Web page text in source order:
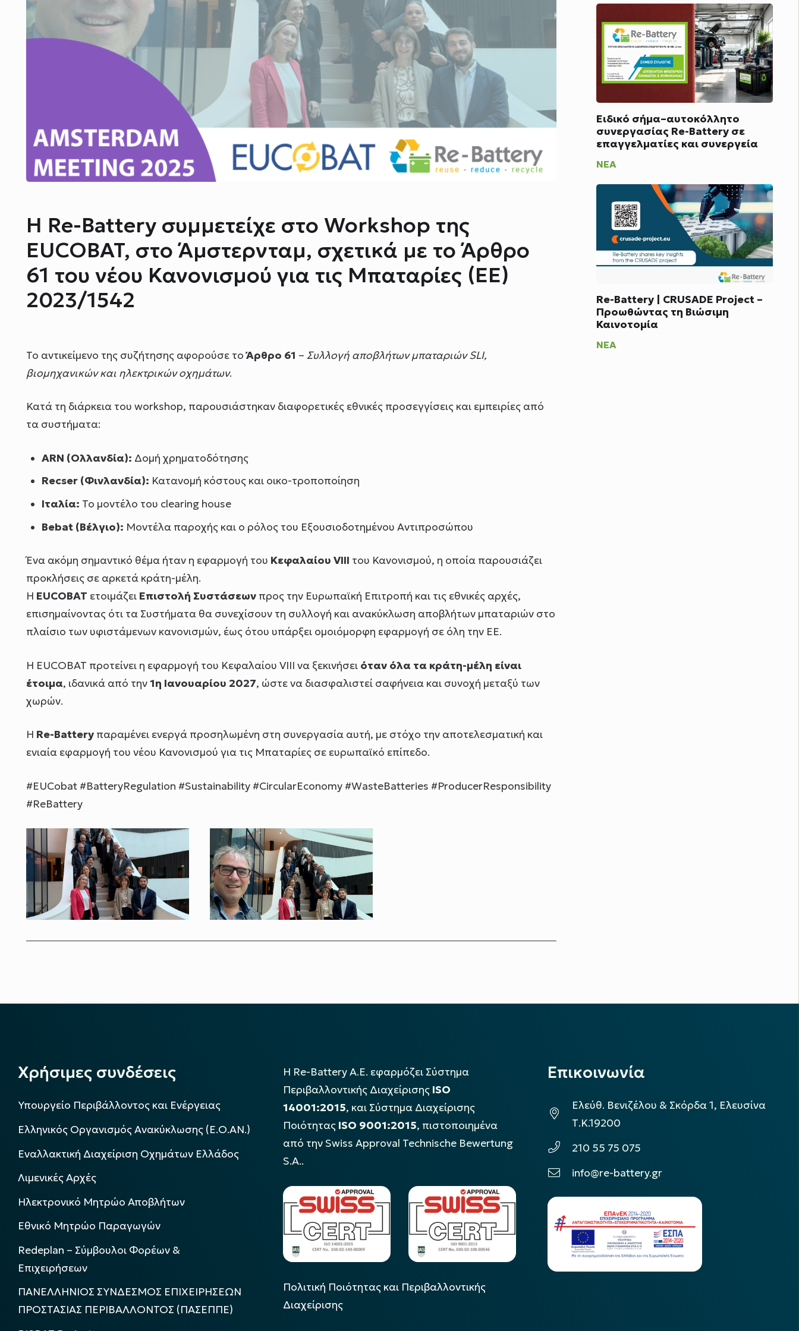
Η Re-Battery συμμετείχε στο Workshop της
EUCOBAT, στο Άμστερνταμ, σχετικά με το Άρθρο
61 του νέου Κανονισμού για τις Μπαταρίες (ΕΕ)
2023/1542
Το αντικείμενο της συζήτησης αφορούσε τοΆρθρο 61 – Συλλογή αποβλήτων μπαταριών SLI,
βιομηχανικών και ηλεκτρικών οχημάτων.
Κατά τη διάρκεια του workshop, παρουσιάστηκαν διαφορετικές εθνικές προσεγγίσεις και εμπειρίες από
τα συστήματα:
ARN (Ολλανδία): Δομή χρηματοδότησης
Recser (Φινλανδία): Κατανομή κόστους και οικο-τροποποίηση
Ιταλία: Το μοντέλο του clearing house
Bebat (Βέλγιο): Μοντέλα παροχής και ο ρόλος του Εξουσιοδοτημένου Αντιπροσώπου
Ένα ακόμη σημαντικό θέμα ήταν η εφαρμογή του Κεφαλαίου VIII του Κανονισμού, η οποία παρουσιάζει
προκλήσεις σε αρκετά κράτη-μέλη.
Η EUCOBAT ετοιμάζει Επιστολή Συστάσεων προς την Ευρωπαϊκή Επιτροπή και τις εθνικές αρχές,
επισημαίνοντας ότι τα Συστήματα θα συνεχίσουν τη συλλογή και ανακύκλωση αποβλήτων μπαταριών στο
πλαίσιο των υφιστάμενων κανονισμών, έως ότου υπάρξει ομοιόμορφη εφαρμογή σε όλη την ΕΕ.
Η EUCOBAT προτείνει η εφαρμογή του Κεφαλαίου VIII να ξεκινήσει όταν όλα τα κράτη-μέλη είναι
έτοιμα, ιδανικά από την1η Ιανουαρίου 2027, ώστε να διασφαλιστεί σαφήνεια και συνοχή μεταξύ των
χωρών.
Η Re-Battery παραμένει ενεργά προσηλωμένη στη συνεργασία αυτή, με στόχο την αποτελεσματική και
ενιαία εφαρμογή του νέου Κανονισμού για τις Μπαταρίες σε ευρωπαϊκό επίπεδο.
#EUCobat #BatteryRegulation #Sustainability #CircularEconomy #WasteBatteries #ProducerResponsibility
#ReBattery
Ειδικό σήμα–αυτοκόλλητο
συνεργασίας Re-Battery σε
επαγγελματίες και συνεργεία
ΝΈΑ
Re-Battery | CRUSADE Project –
Προωθώντας τη Βιώσιμη
Καινοτομία
ΝΈΑ
Χρήσιμες συνδέσεις
Υπουργείο Περιβάλλοντος και Ενέργειας
Ελληνικός Οργανισμός Ανακύκλωσης (Ε.Ο.ΑΝ.)
Εναλλακτική Διαχείριση Οχημάτων Ελλάδος
Λιμενικές Αρχές
Ηλεκτρονικό Μητρώο Αποβλήτων
Εθνικό Μητρώο Παραγωγών
Redeplan – Σύμβουλοι Φορέων &
Επιχειρήσεων
ΠΑΝΕΛΛΗΝΙΟΣ ΣΥΝΔΕΣΜΟΣ ΕΠΙΧΕΙΡΗΣΕΩΝ
ΠΡΟΣΤΑΣΙΑΣ ΠΕΡΙΒΑΛΛΟΝΤΟΣ (ΠΑΣΕΠΠΕ)
Η Re-Battery Α.Ε. εφαρμόζει Σύστημα
Περιβαλλοντικής Διαχείρισης ISO
14001:2015, και Σύστημα Διαχείρισης
Ποιότητας ISO 9001:2015, πιστοποιημένα
από την Swiss Approval Technische Bewertung
S.A..
Πολιτική Ποιότητας και Περιβαλλοντικής
Διαχείρισης
Επικοινωνία
Ελεύθ. Βενιζέλου & Σκόρδα 1, Ελευσίνα
Τ.Κ.19200
210 55 75 075
info@re-battery.gr